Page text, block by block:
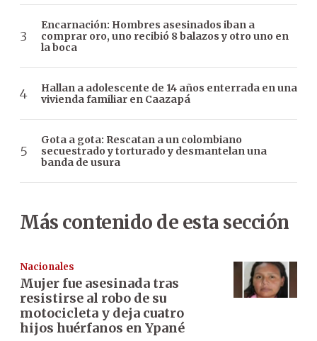
Encarnación: Hombres asesinados iban a
comprar oro, uno recibió 8 balazos y otro uno en
la boca
Hallan a adolescente de 14 años enterrada en una
vivienda familiar en Caazapá
Gota a gota: Rescatan a un colombiano
secuestrado y torturado y desmantelan una
banda de usura
Más contenido de esta sección
Nacionales
Mujer fue asesinada tras
resistirse al robo de su
motocicleta y deja cuatro
hijos huérfanos en Ypané